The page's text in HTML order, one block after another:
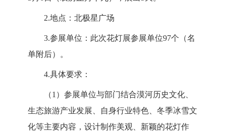
2.地点： 北极星广场
3.参展单位： 此次花灯展参展单位97个（名
单附后）。
4.具体要求：
（1）参展单位与部门结合漠河历史文化、
生态旅游产业发展、自身行业特色、冬季冰雪文
化等主要内容，设计制作美观、 新颖的花灯作